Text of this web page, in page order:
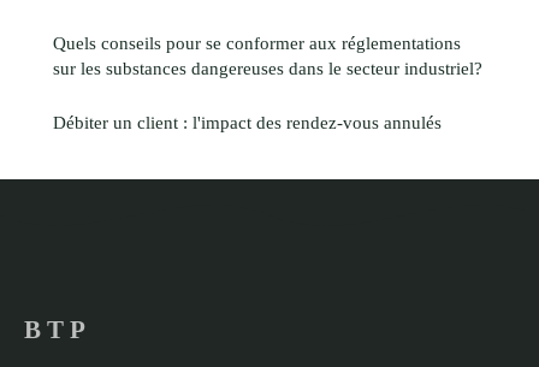
Quels conseils pour se conformer aux réglementations
sur les substances dangereuses dans le secteur industriel?
Débiter un client : l'impact des rendez-vous annulés
B T P